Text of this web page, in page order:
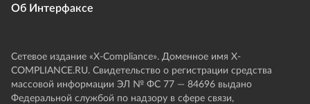
Об Интерфаксе
Сетевое издание «Х-Compliance». Доменное имя X-
COMPLIANCE.RU. Свидетельство о регистрации средства
массовой информации ЭЛ № ФС 77 — 84696 выдано
Федеральной службой по надзору в сфере связи,